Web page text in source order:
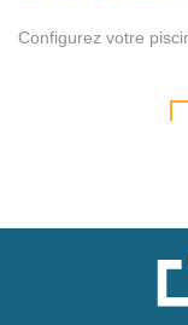
Configurez votre